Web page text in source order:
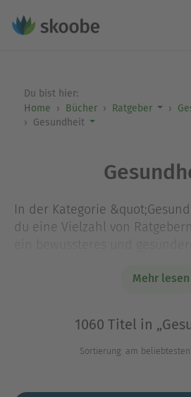
Du bist hier:
Home
Bücher Ratgeber
Gesundheit
In der Kategorie
du eine Vielzahl von
Ernährung, Fitness und
dein Wohlbefinden zu
Stressniveau reduzieren,
Essgewohnheiten entwickeln
Mehr lesen
1060 Titel in
Sortierung: am